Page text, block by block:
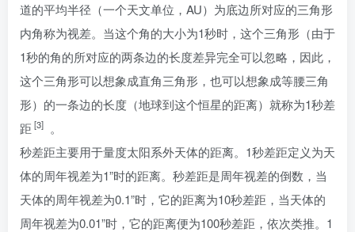
道的平均半径（一个天文单位，AU）为底边所对应的三角形
内角称为视差。当这个角的大小为1秒时，这个三角形（由于
1秒的角的所对应的两条边的长度差异完全可以忽略，因此，
这个三角形可以想象成直角三角形，也可以想象成等腰三角
形）的一条边的长度（地球到这个恒星的距离）就称为1秒差
距 [3]
。
秒差距主要用于量度太阳系外天体的距离。1秒差距定义为天
体的周年视差为1”时的距离。秒差距是周年视差的倒数，当
天体的周年视差为0.1”时，它的距离为10秒差距，当天体的
周年视差为0.01”时，它的距离便为100秒差距，依次类推。1